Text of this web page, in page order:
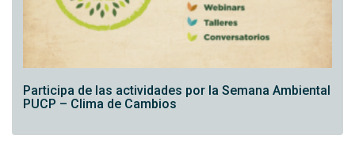
Participa de las actividades por la Semana Ambiental
PUCP – Clima de Cambios